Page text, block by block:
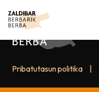
Pribatutasun politika